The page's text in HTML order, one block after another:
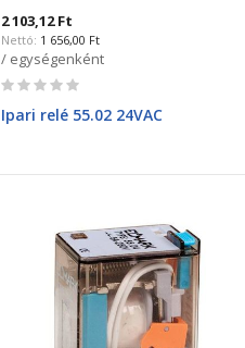
2 103,12 Ft
1 656,00 Ft
/ egységenként
Rating:
Ipari relé 55.02 24VAC